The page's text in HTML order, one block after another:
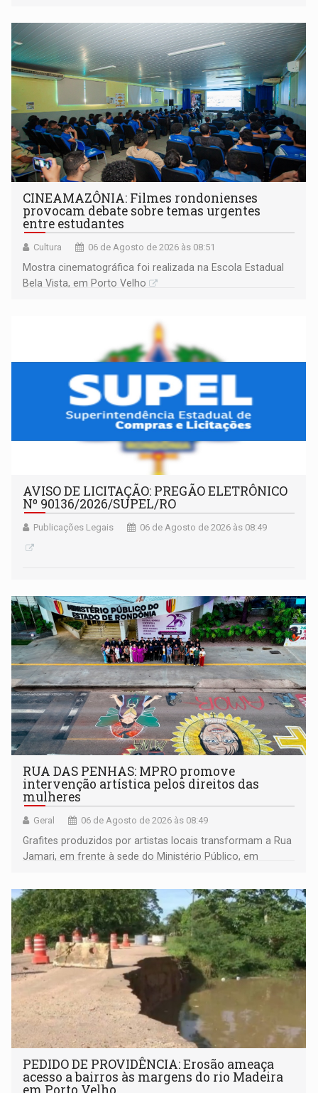
CINEAMAZÔNIA: Filmes rondonienses
provocam debate sobre temas urgentes
entre estudantes
Cultura 06 de Agosto de 2026 às 08:51
Mostra cinematográfica foi realizada na Escola Estadual
Bela Vista, em Porto Velho
AVISO DE LICITAÇÃO: PREGÃO ELETRÔNICO
Nº 90136/2026/SUPEL/RO
Publicações Legais 06 de Agosto de 2026 às 08:49
RUA DAS PENHAS: MPRO promove
intervenção artística pelos direitos das
mulheres
Geral 06 de Agosto de 2026 às 08:49
Grafites produzidos por artistas locais transformam a Rua
Jamari, em frente à sede do Ministério Público, em
da Penha e o enfrentamento à violência
PEDIDO DE PROVIDÊNCIA: Erosão ameaça
acesso a bairros às margens do rio Madeira
em Porto Velho